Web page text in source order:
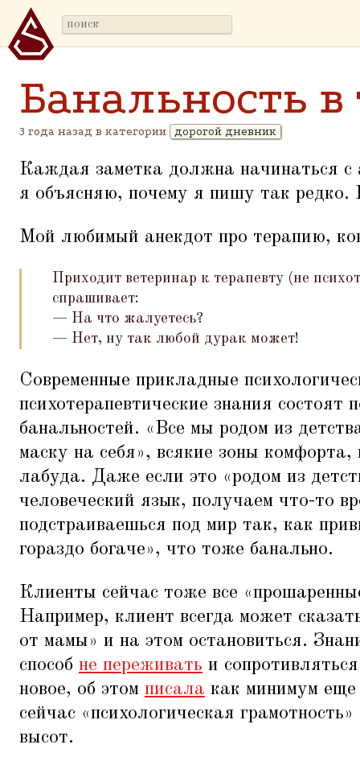
Банальность
3 года назад в категории дорогой дневник
Каждая заметка должна начинаться с
я объясняю, почему я пишу так редко.
Мой любимый анекдот про терапию,
Приходит ветеринар к терапевту (не
спрашивает:
— На что жалуетесь?
— Нет, ну так любой дурак может!
Современные прикладные
психотерапевтические знания состоят
банальностей. «Все мы родом из
маску на себя», всякие зоны
лабуда. Даже если это «родом из
человеческий язык, получаем что-то
подстраиваешься под мир так, как
гораздо богаче», что тоже банально.
Клиенты сейчас тоже все «
Например, клиент всегда может
от мамы» и на этом остановиться.
способ не переживать и
новое, об этом писала как минимум
сейчас «психологическая
высот.